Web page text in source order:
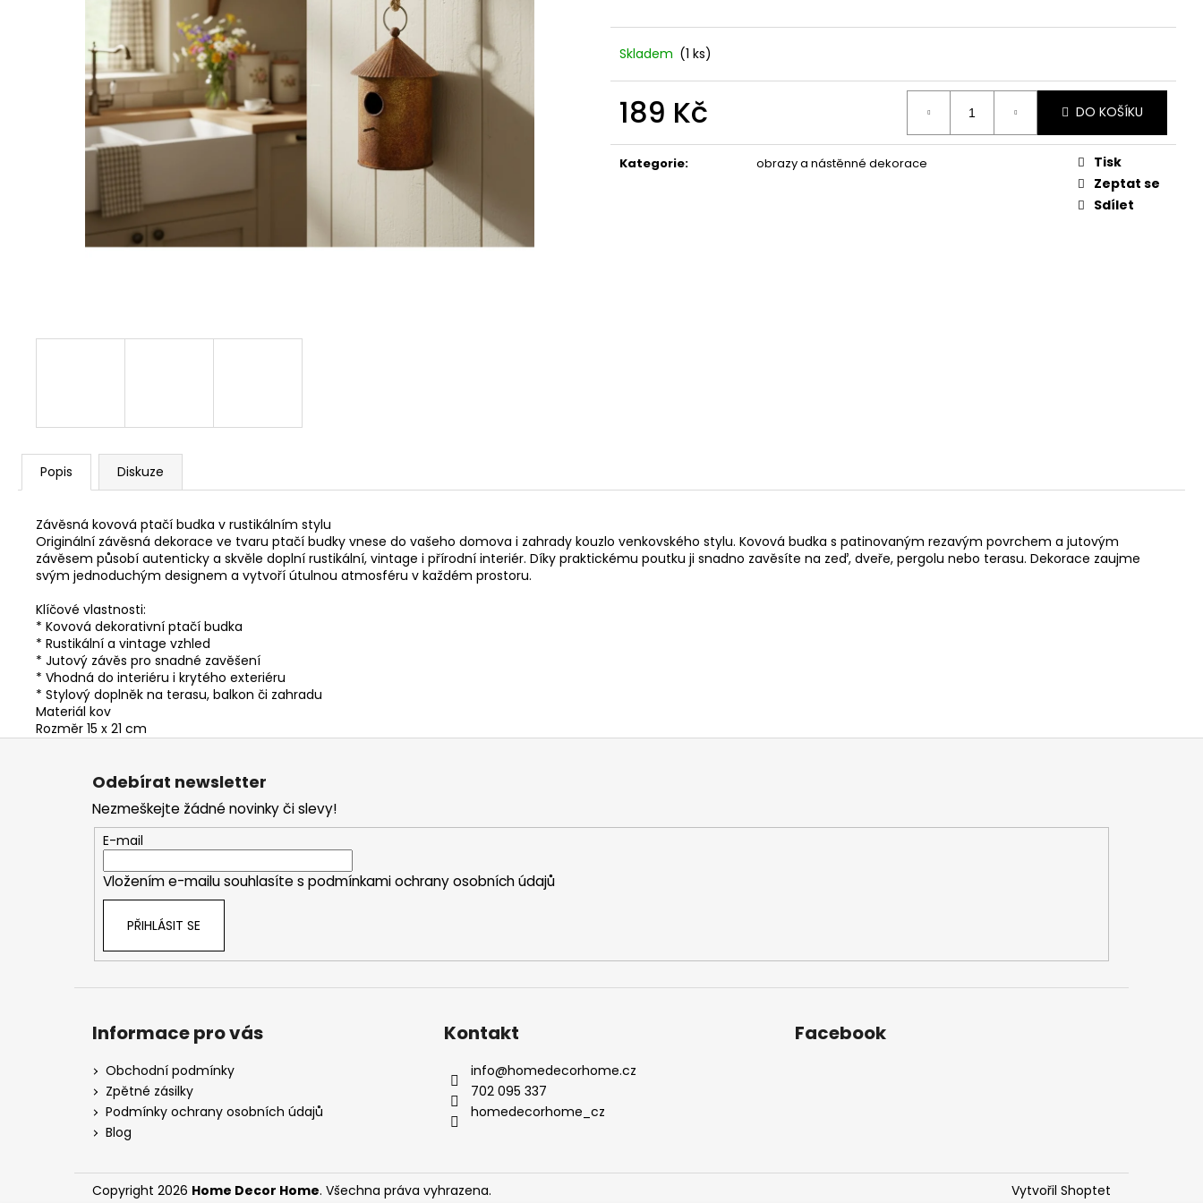
Skladem (1 ks)
189 Kč
cena:
DO KOŠÍKU
Kategorie: obrazy a nástěnné dekorace
Tisk
Zeptat se
Sdílet
Popis Diskuze
Závěsná kovová ptačí budka v rustikálním stylu
Originální závěsná dekorace ve tvaru ptačí budky vnese do vašeho domova i zahrady kouzlo venkovského stylu. Kovová budka s patinovaným rezavým povrchem a jutovým
závěsem působí autenticky a skvěle doplní rustikální, vintage i přírodní interiér. Díky praktickému poutku ji snadno zavěsíte na zeď, dveře, pergolu nebo terasu. Dekorace zaujme
svým jednoduchým designem a vytvoří útulnou atmosféru v každém prostoru.
Klíčové vlastnosti:
* Kovová dekorativní ptačí budka
* Rustikální a vintage vzhled
* Jutový závěs pro snadné zavěšení
* Vhodná do interiéru i krytého exteriéru
* Stylový doplněk na terasu, balkon či zahradu
Materiál kov
Rozměr 15 x 21 cm
STABILIZOVANÁ KVĚTINA, VĚČNÁ RŮŽE
ANDĚL
419 Kč
STABILIZOVANÁ KVĚTINA, VĚČNÁ RŮŽE
ANDĚL
389 Kč
STABILIZOVANÁ KVĚTINA, VĚČNÁ RŮŽE
398 Kč
Z
Odebírat newsletter
Nezmeškejte žádné novinky či slevy!
E-mail
Vložením e-mailu souhlasíte s podmínkami ochrany osobních údajů
PŘIHLÁSIT SE
Informace pro vás
Obchodní podmínky
Zpětné zásilky
Podmínky ochrany osobních údajů
Blog
Kontakt
info@homedecorhome.cz
702 095 337
homedecorhome_cz
Facebook
Vytvořil Shoptet
Copyright 2026 Home Decor Home. Všechna práva vyhrazena.